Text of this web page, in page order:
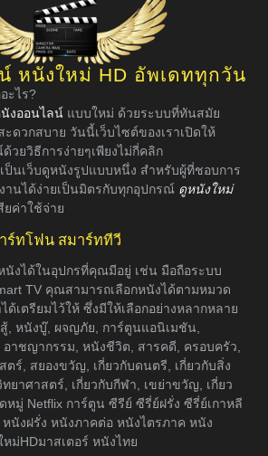
หนังใหม่ HD อัพเดททุกวัน
ะไร?
งออนไลน์ แบบใหม่ ด้วยระบบที่ทันสมัย
ดวกสบาย วันนี้เว็บไซต์ของเราเปิดให้
วยวิธีการง่ายๆเพียงไม่กี่คลิก
ป็นเว็บดูหนังรูปแบบหนึ่ง สำหรับผู้ที่ชอบการ
านได้ง่ายเป็นมิตรกับทุกอุปกรณ์ ดูหนังใหม่
ยค่าใช้จ่าย
ร์ทโฟน สมาร์ททีวี
งได้ในอุปกรที่คุณมีอยู่ เช่น มือถือระบบ
TV คุณสามารถเลือกหนังได้ตามหมวด
ด้เตรียมไว้ให้ ซึ่งมีให้เลือกอย่างหลากหลาย
, หนังบู๊, ผจญภัย, การ์ตูนแอนิเมชัน,
าชญากรรม, หนังชีวิต, สารคดี, ครอบครัว,
ร์, สยองขวัญ, เกี่ยวกับดนตรี, เกี่ยวกับสิ่ง
ยาศาสตร์, เกี่ยวกับกีฬา, เขย่าขวัญ, เกี่ยว
หมู่ Netflix การ์ตูน ซีรีย์ ซีรี่ย์ฝรั่ง ซีรี่ย์เกาหลี
นังฝรั่ง หนังภาคต่อ หนังไตรภาค หนัง
หม่HDมาสเตอร์ หนังไทย